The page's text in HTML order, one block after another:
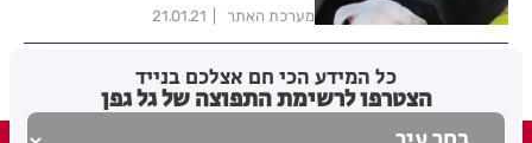
מערכת האתר 21.01.21
כל המידע הכי חם אצלכם בנייד
הצטרפו לרשימת התפוצה של גל גפן